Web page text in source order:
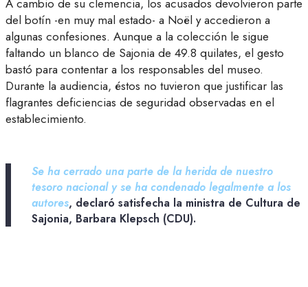
A cambio de su clemencia, los acusados devolvieron parte
del botín -en muy mal estado- a Noël y accedieron a
algunas confesiones. Aunque a la colección le sigue
faltando un blanco de Sajonia de 49.8 quilates, el gesto
bastó para contentar a los responsables del museo.
Durante la audiencia, éstos no tuvieron que justificar las
flagrantes deficiencias de seguridad observadas en el
establecimiento.
Se ha cerrado una parte de la herida de nuestro
tesoro nacional y se ha condenado legalmente a los
autores, declaró satisfecha la ministra de Cultura de
Sajonia, Barbara Klepsch (CDU).